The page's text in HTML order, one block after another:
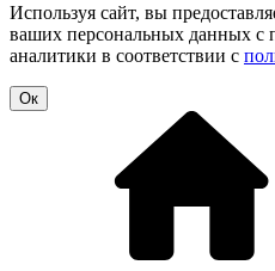
Используя сайт, вы
ваших персональных данных с
аналитики в соответствии с
Oк